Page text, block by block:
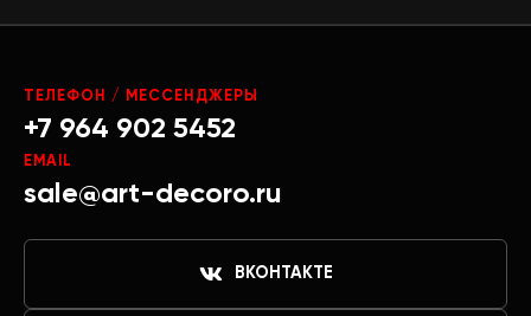
ТЕЛЕФОН / МЕССЕНДЖЕРЫ
+7 964 902 5452
EMAIL
sale@art-decoro.ru
ВКОНТАКТЕ